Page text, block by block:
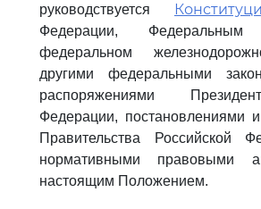
руководствуется
Федерации,
федеральном
другими федеральными
распоряжениями
Федерации, постановлениями
Правительства Российской
нормативными правовыми
настоящим Положением.